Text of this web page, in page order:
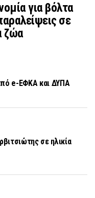
για βόλτα
σε
ζώα
e-ΕΦΚΑ και ΔΥΠΑ
σε ηλικία